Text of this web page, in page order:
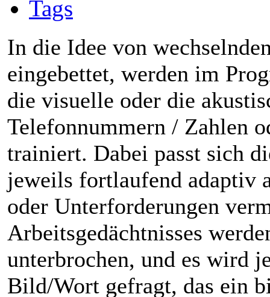
Tags
In die Idee von
eingebettet, werden im
die visuelle oder die
Telefonnummern / Zahlen
trainiert. Dabei passt sich
jeweils fortlaufend adaptiv
oder Unterforderungen
Arbeitsgedächtnisses
unterbrochen, und es wird
Bild/Wort gefragt, das ein